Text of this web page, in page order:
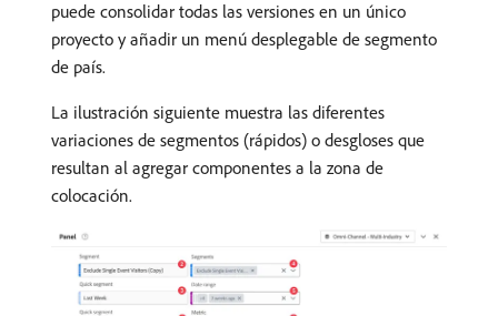
puede consolidar todas las versiones en un único
proyecto y añadir un menú desplegable de segmento
de país.
La ilustración siguiente muestra las diferentes
variaciones de segmentos (rápidos) o desgloses que
resultan al agregar componentes a la zona de
colocación.